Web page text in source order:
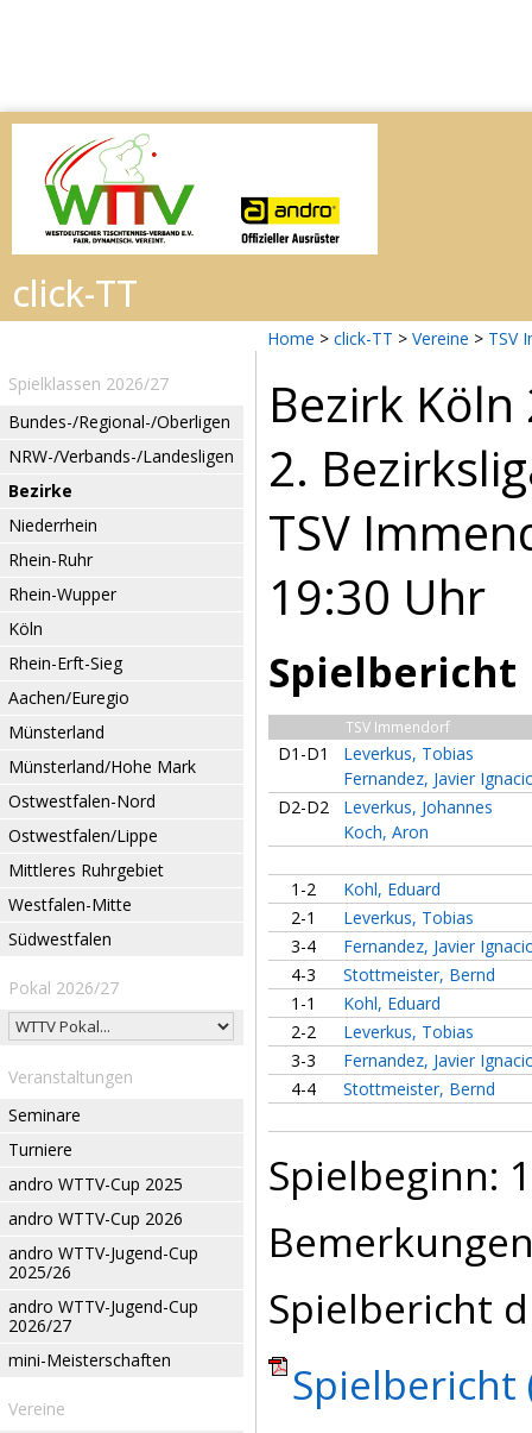
Home > click-TT > Vereine > TSV
Spielklassen 2026/27
Bundes-/Regional-/Oberligen
NRW-/Verbands-/Landesligen
Bezirke
Niederrhein
Rhein-Ruhr
Rhein-Wupper
Köln
Rhein-Erft-Sieg
Aachen/Euregio
Münsterland
Münsterland/Hohe Mark
Ostwestfalen-Nord
Ostwestfalen/Lippe
Mittleres Ruhrgebiet
Westfalen-Mitte
Südwestfalen
Pokal 2026/27
Veranstaltungen
Seminare
Turniere
andro WTTV-Cup 2025
andro WTTV-Cup 2026
andro WTTV-Jugend-Cup
2025/26
andro WTTV-Jugend-Cup
2026/27
mini-Meisterschaften
Vereine
Bezirk
2.
TSV
19:30 Uhr
Spielbericht
TSV Immendorf
D1-D1
Leverkus, Tobias
Fernandez, Javier
D2-D2
Leverkus, Johannes
Koch, Aron
1-2
Kohl, Eduard
2-1
Leverkus, Tobias
3-4
Fernandez, Javier
4-3
Stottmeister, Bernd
1-1
Kohl, Eduard
2-2
Leverkus, Tobias
3-3
Fernandez, Javier
4-4
Stottmeister, Bernd
Spielbeginn:
Spielbericht
Spielbericht